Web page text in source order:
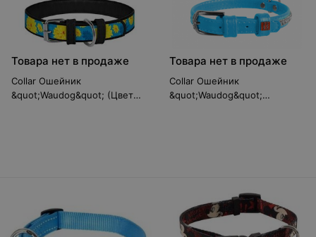
Товара нет в продаже
Collar Ошейник
&quot;Waudog&quot; (Цветы),
Товара нет в продаже
Collar Ошейник
&quot;Waudog&quot;